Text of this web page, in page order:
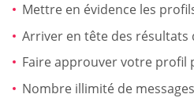
Mettre en évidence les
Arriver en tête des résultats
Faire approuver votre profil
Nombre illimité de